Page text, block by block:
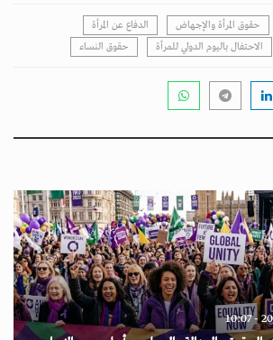
حقوق المرأة والإجهاض
الدفاع عن المرأة
الاحتفال باليوم الدولي للمرأة حقوق النساء